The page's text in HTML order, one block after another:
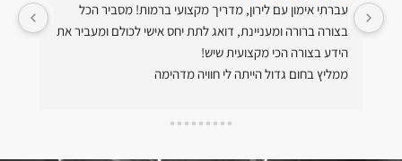
עברתי אימון עם לירון, מדריך מקצועי ברמות! מסביר הכל
בצורה ברורה ומעניינת, דואג לתת יחס אישי לכולם ומעביר את
שרוצה רק לסמן ווי שיחפש מקום אחר.